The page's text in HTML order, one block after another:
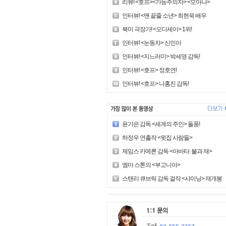
리뷰! <호프><가능주의자> <모아나>
인터뷰! <맨 끝줄 소년> 최현욱 배우
북미 극장가! <오디세이> 1위!
인터뷰! <눈동자> 신민아
인터뷰! <지느러미> 박세영 감독!
인터뷰! <호프> 정호연!
인터뷰! <호프> 나홍진 감독!
윤가은 감독 <세계의 주인> 돌풍!
하정우 연출작 <윗집 사람들>
제임스 카메론 감독 <아바타: 불과 재>
엠마 스톤의 <부고니아>
스탠리 큐브릭 감독 걸작 <샤이닝> 재개봉!